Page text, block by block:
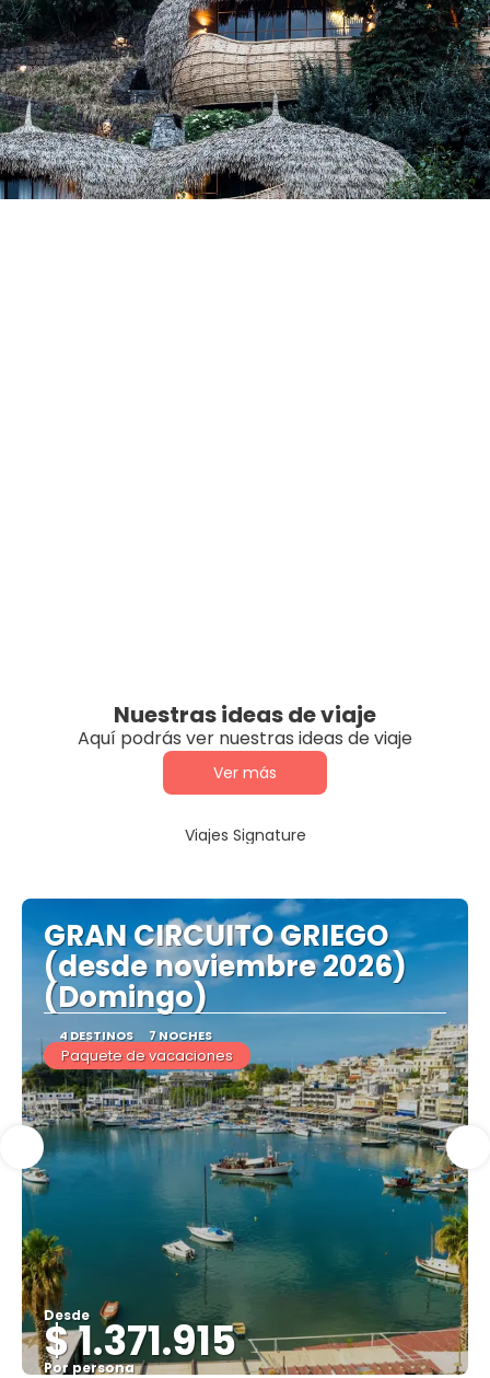
Nuestras ideas de viaje
Aquí podrás ver nuestras ideas de viaje
Ver más
Viajes Signature
GRAN CIRCUITO GRIEGO
(desde noviembre 2026)
(Domingo)
4 DESTINOS 7 NOCHES
Paquete de vacaciones
Desde
$ 1.371.915
Por persona